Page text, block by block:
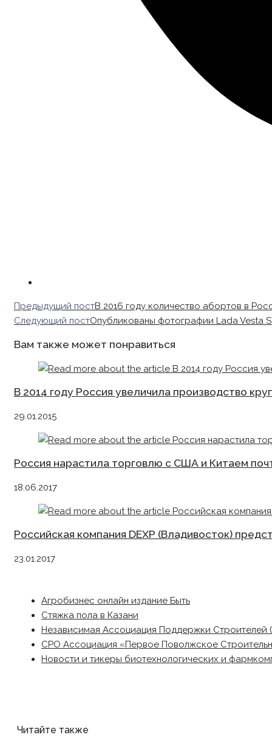
Read
more
Предыдущий постВ 2016 году количество абортов в
Следующий постОпубликованы фотографии Lada Vesta
Вам также может понравиться
В 2014 году Россия увеличила производство
29.01.2015
Россия нарастила торговлю с США и Китаем
18.06.2017
Российская компания DEXP (Владивосток)
23.01.2017
Агробизнес онлайн издание Быть
Стяжка пола в Казани
Независимая Ассоциация Поддержки Строителей
СРО Ассоциация «Первое Поволжское
Новости и тикеры биотехнологических и
Читайте также